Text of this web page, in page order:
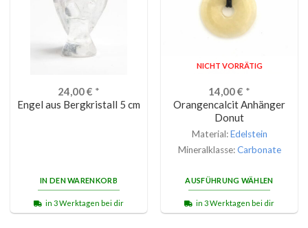
24,00€ *
Engel aus Bergkristall 5 cm
IN DEN WARENKORB
in 3 Werktagen bei dir
NICHT VORRÄTIG
14,00€ *
Orangencalcit Anhänger
Donut
Material:Edelstein
Mineralklasse:Carbonate
AUSFÜHRUNG WÄHLEN
in 3 Werktagen bei dir